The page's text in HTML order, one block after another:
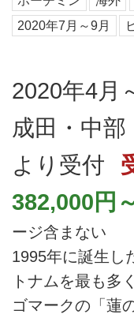
2020年7月～9月
2020年4
成田・中
より受付
382,000円
ージ含まない
1995年に誕生し
トナムを最も多
ゴマークの「蓮